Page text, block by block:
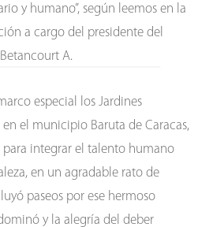
y humano”, según leemos en la
a cargo del presidente del
A.
especial los Jardines
en el municipio Baruta de Caracas,
integrar el talento humano
en un agradable rato de
paseos por ese hermoso
y la alegría del deber